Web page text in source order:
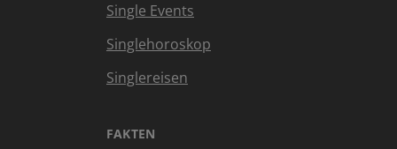
Single Events
Singlehoroskop
Singlereisen
FAKTEN